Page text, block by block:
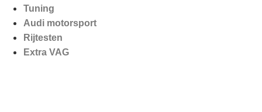
Tuning
Audi motorsport
Rijtesten
Extra VAG